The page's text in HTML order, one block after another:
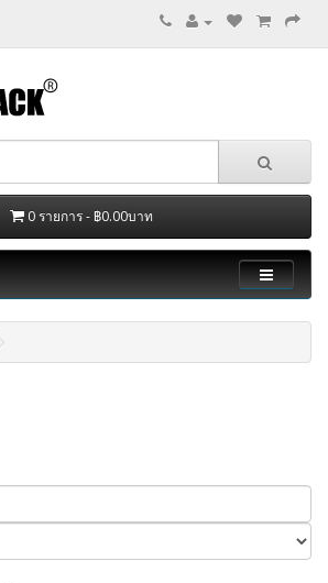
0 รายการ - ฿0.00บาท